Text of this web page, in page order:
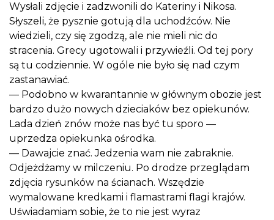
Wysłali zdjęcie i zadzwonili do Kateriny i Nikosa.
Słyszeli, że pysznie gotują dla uchodźców. Nie
wiedzieli, czy się zgodzą, ale nie mieli nic do
stracenia. Grecy ugotowali i przywieźli. Od tej pory
są tu codziennie. W ogóle nie było się nad czym
zastanawiać.
— Podobno w kwarantannie w głównym obozie jest
bardzo dużo nowych dzieciaków bez opiekunów.
Lada dzień znów może nas być tu sporo —
uprzedza opiekunka ośrodka.
— Dawajcie znać. Jedzenia wam nie zabraknie.
Odjeżdżamy w milczeniu. Po drodze przeglądam
zdjęcia rysunków na ścianach. Wszędzie
wymalowane kredkami i flamastrami flagi krajów.
Uświadamiam sobie, że to nie jest wyraz